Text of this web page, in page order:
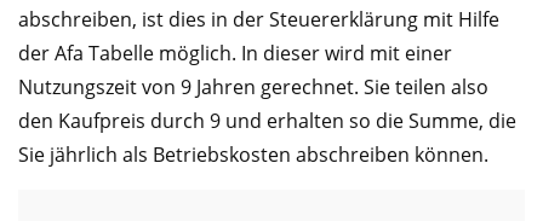
abschreiben, ist dies in der Steuererklärung mit Hilfe
der Afa Tabelle möglich. In dieser wird mit einer
Nutzungszeit von 9 Jahren gerechnet. Sie teilen also
den Kaufpreis durch 9 und erhalten so die Summe, die
Sie jährlich als Betriebskosten abschreiben können.